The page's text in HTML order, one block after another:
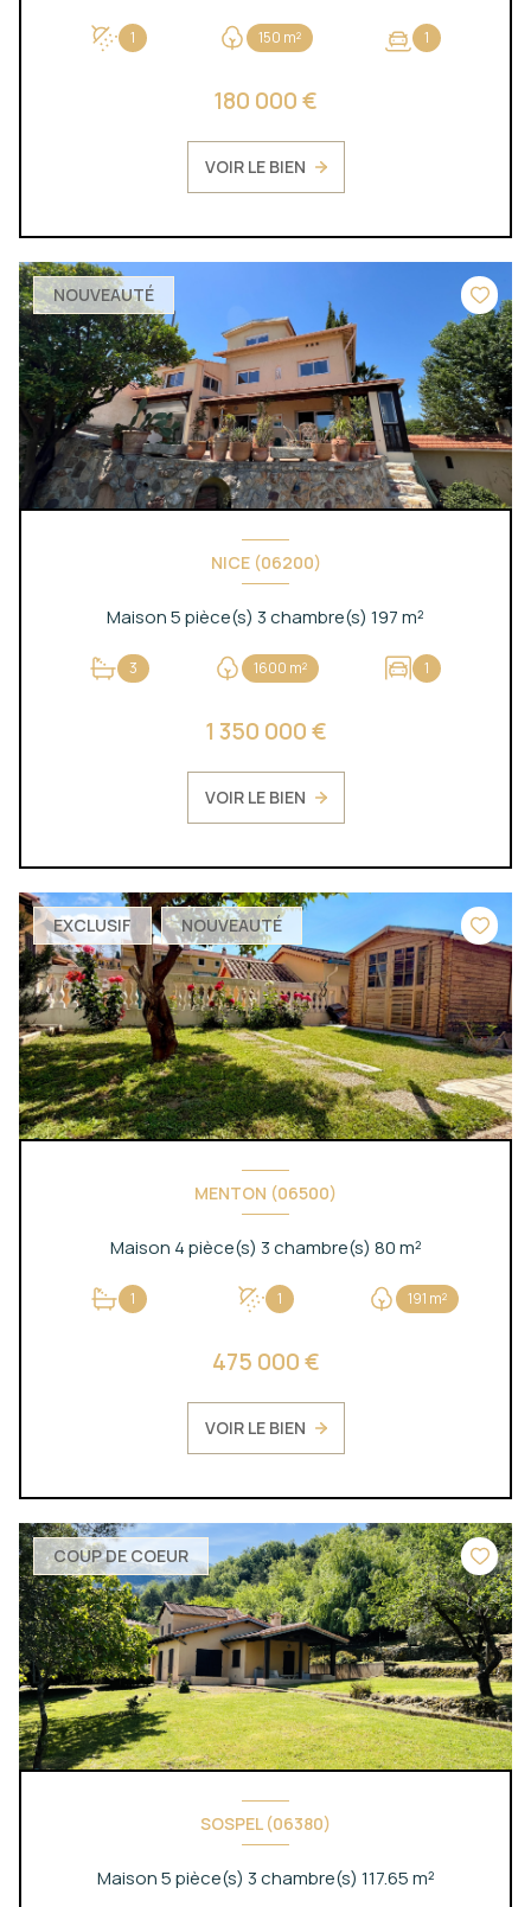
1 150 m² 1
180 000 €
VOIR LE BIEN
NOUVEAUTÉ
NICE (06200)
Maison 5 pièce(s) 3 chambre(s) 197 m²
3 1600 m² 1
1 350 000 €
VOIR LE BIEN
EXCLUSIF NOUVEAUTÉ
MENTON (06500)
Maison 4 pièce(s) 3 chambre(s) 80 m²
1 1 191 m²
475 000 €
VOIR LE BIEN
COUP DE COEUR
SOSPEL (06380)
Maison 5 pièce(s) 3 chambre(s) 117.65 m²